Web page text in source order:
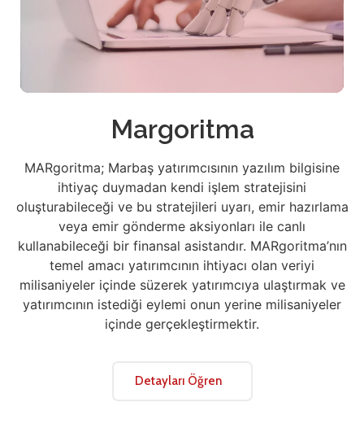
Margoritma
MARgoritma; Marbaş yatırımcısının yazılım bilgisine
ihtiyaç duymadan kendi işlem stratejisini
oluşturabileceği ve bu stratejileri uyarı, emir hazırlama
veya emir gönderme aksiyonları ile canlı
kullanabileceği bir finansal asistandır. MARgoritma’nın
temel amacı yatırımcının ihtiyacı olan veriyi
milisaniyeler içinde süzerek yatırımcıya ulaştırmak ve
yatırımcının istediği eylemi onun yerine milisaniyeler
içinde gerçekleştirmektir.
Detayları Öğren